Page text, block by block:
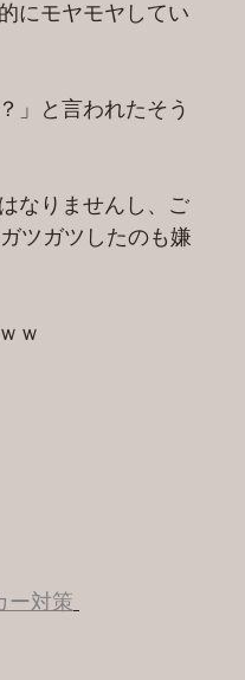
にモヤモヤしてい
」と言われたそう
なりませんし、ご
ツガツしたのも嫌
ｗ
ー対策